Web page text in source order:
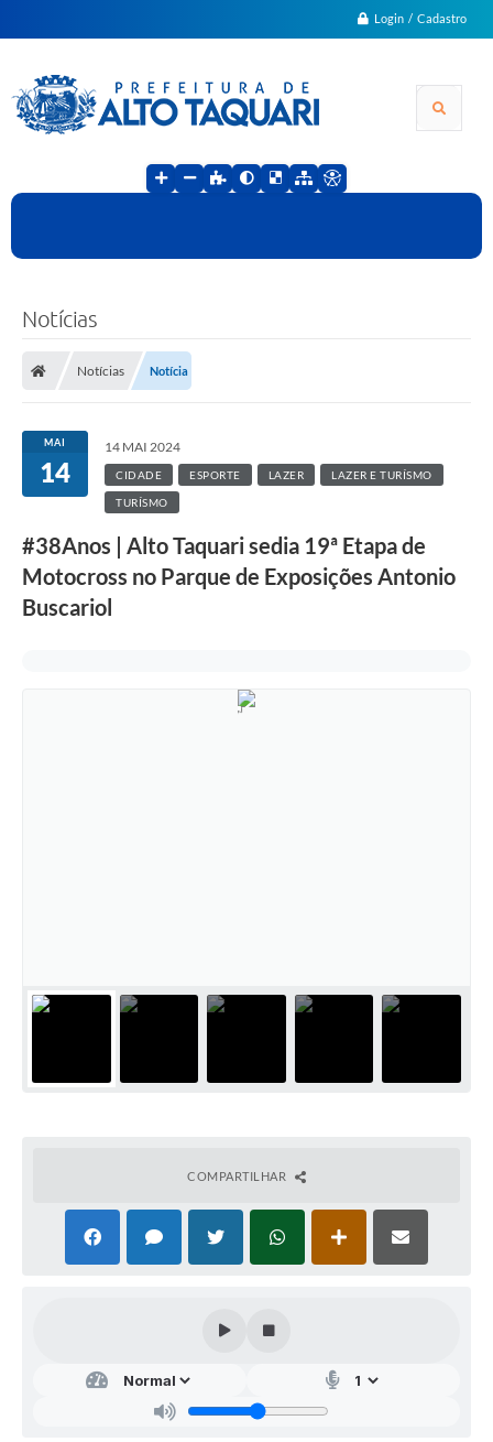
Login / Cadastro
Notícias
Notícias Notícia
MAI
14
14 MAI 2024
CIDADE ESPORTE LAZER LAZER E TURÍSMO
TURÍSMO
#38Anos | Alto Taquari sedia 19ª Etapa de
Motocross no Parque de Exposições Antonio
Buscariol
COMPARTILHAR